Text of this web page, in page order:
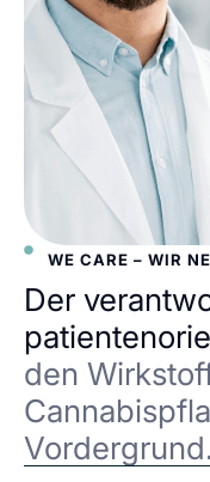
WE CARE – WIR
Der
den